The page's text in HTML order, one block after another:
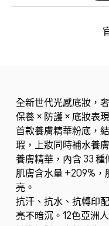
全新世代光感底妝，
保養 × 防護 × 底妝表
首款養膚精華粉底，
瑕，上妝同時補水養
養膚精華，內含 33 種
肌膚含水量 +209%，
亮。
抗汗、抗水、抗轉印
亮不暗沉。12色亞洲